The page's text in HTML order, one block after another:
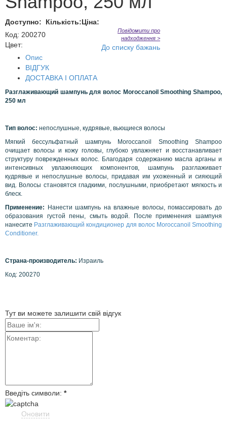
Доступно: Кількість:Ціна:
Код: 200270
Цвет:
Повідомити про
надходження >
До списку бажань
Опис
ВІДГУК
ДОСТАВКА І ОПЛАТА
Разглаживающий шампунь для волос Moroccanoil Smoothing Shampoo,
250 мл
Тип волос: непослушные, кудрявые, вьющиеся волосы
Мягкий бессульфатный шампунь Moroccanoil Smoothing Shampoo
очищает волосы и кожу головы, глубоко увлажняет и восстанавливает
структуру поврежденных волос. Благодаря содержанию масла арганы и
интенсивных увлажняющих компонентов, шампунь разглаживает
кудрявые и непослушные волосы, придавая им ухоженный и сияющий
вид. Волосы становятся гладкими, послушными, приобретают мягкость и
блеск.
Применение:
Нанести шампунь на влажные волосы, помассировать до
образования густой пены, смыть водой. После применения шампуня
нанесите Разглаживающий кондиционер для волос Moroccanoil Smoothing
Conditioner.
Страна-производитель: Израиль
Код: 200270
Тут ви можете залишити свій відгук
Введіть символи: *
Оновити